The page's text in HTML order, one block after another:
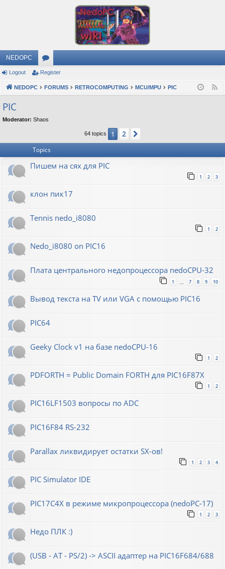
NEDOPC
or
u
s
Logout Register
NEDOPC FORUMS RETROCOMPUTING MCU/MPU PIC
PIC
Moderator: Shaos
64 topics 1 2
Topics
Пишем на сях для PIC
1 2 3
клон пик17
Tennis nedo_i8080
1 2
Nedo_i8080 on PIC16
Плата центрального недопроцессора nedoCPU-32
1 7 8 9 10
Вывод текста на TV или VGA с помощью PIC16
PIC64
Geeky Clock v1 на базе nedoCPU-16
1 2
PDFORTH = Public Domain FORTH для PIC16F87X
1 2
PIC16LF1503 вопросы по ADC
PIC16F84 RS-232
Parallax ликвидирует остатки SX-ов!
1 2 3 4
PIC Simulator IDE
PIC17C4X в режиме микропроцессора (nedoPC-17)
1 2 3
Недо ПЛК :)
(USB - AT - PS/2) -> ASCII адаптер на PIC16F684/688